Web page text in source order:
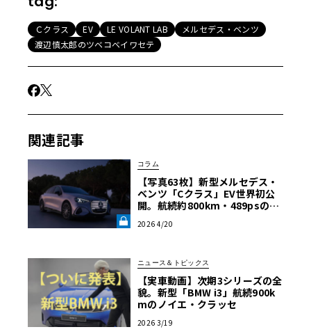
Ｃクラス EV LE VOLANT LAB
メルセデス・ベンツ
渡辺慎太郎のツベコベイワセテ
関連記事
コラム
【写真63枚】新型メルセデス・
ベンツ「Cクラス」EV世界初公
開。航続約800km・489psの実
た“EVのリアル”《LE VOLANT
2026 4/20
ニュース＆トピックス
【実車動画】次期3シリーズの全
貌。新型「BMW i3」航続900k
mのノイエ・クラッセ
2026 3/19